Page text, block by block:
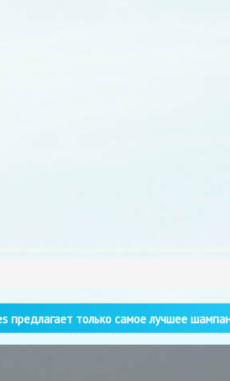
предлагает только самое лучшее